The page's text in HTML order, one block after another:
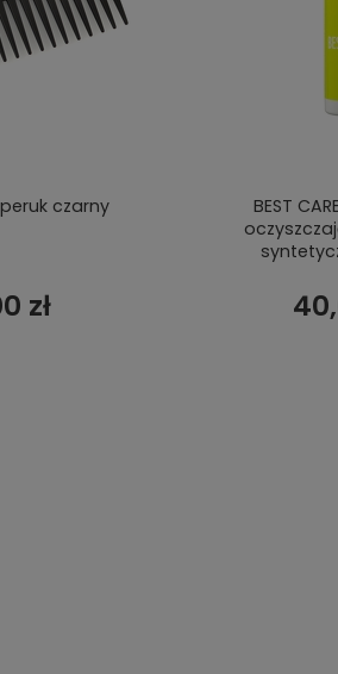
czarny
zł
BEST